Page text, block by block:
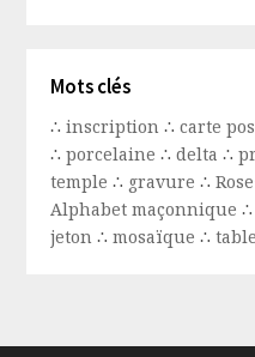
Mots clés
∴inscription∴carte
∴porcelaine∴delta∴
temple∴ gravure∴
Alphabet maçonnique
jeton∴mosaïque∴